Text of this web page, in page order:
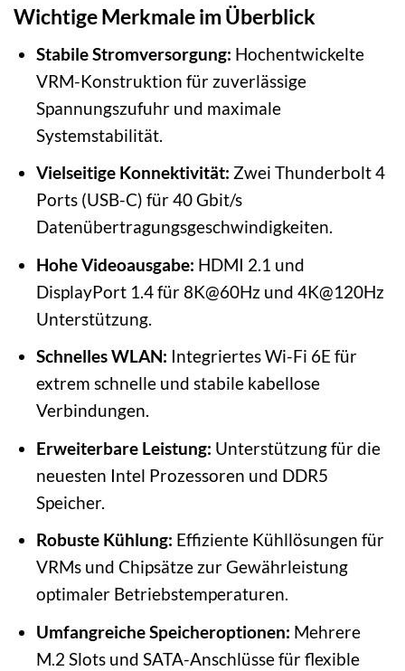
Wichtige Merkmale im Überblick
Stabile Stromversorgung: Hochentwickelte
VRM-Konstruktion für zuverlässige
Spannungszufuhr und maximale
Systemstabilität.
Vielseitige Konnektivität: Zwei Thunderbolt 4
Ports (USB-C) für 40 Gbit/s
Datenübertragungsgeschwindigkeiten.
Hohe Videoausgabe: HDMI 2.1 und
DisplayPort 1.4 für 8K@60Hz und 4K@120Hz
Unterstützung.
Schnelles WLAN: Integriertes Wi-Fi 6E für
extrem schnelle und stabile kabellose
Verbindungen.
Erweiterbare Leistung: Unterstützung für die
neuesten Intel Prozessoren und DDR5
Speicher.
Robuste Kühlung: Effiziente Kühllösungen für
VRMs und Chipsätze zur Gewährleistung
optimaler Betriebstemperaturen.
Umfangreiche Speicheroptionen: Mehrere
M.2 Slots und SATA-Anschlüsse für flexible